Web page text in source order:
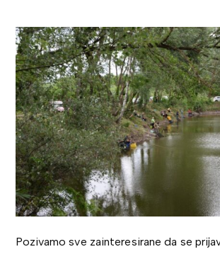
Pozivamo sve zainteresirane da se